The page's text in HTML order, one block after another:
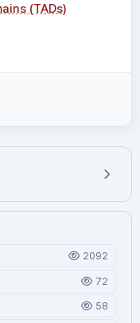
(TADs)
2092
72
58